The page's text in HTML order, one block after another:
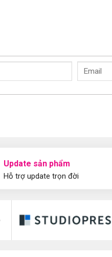
Update sản phẩm
Hỗ trợ update trọn đời